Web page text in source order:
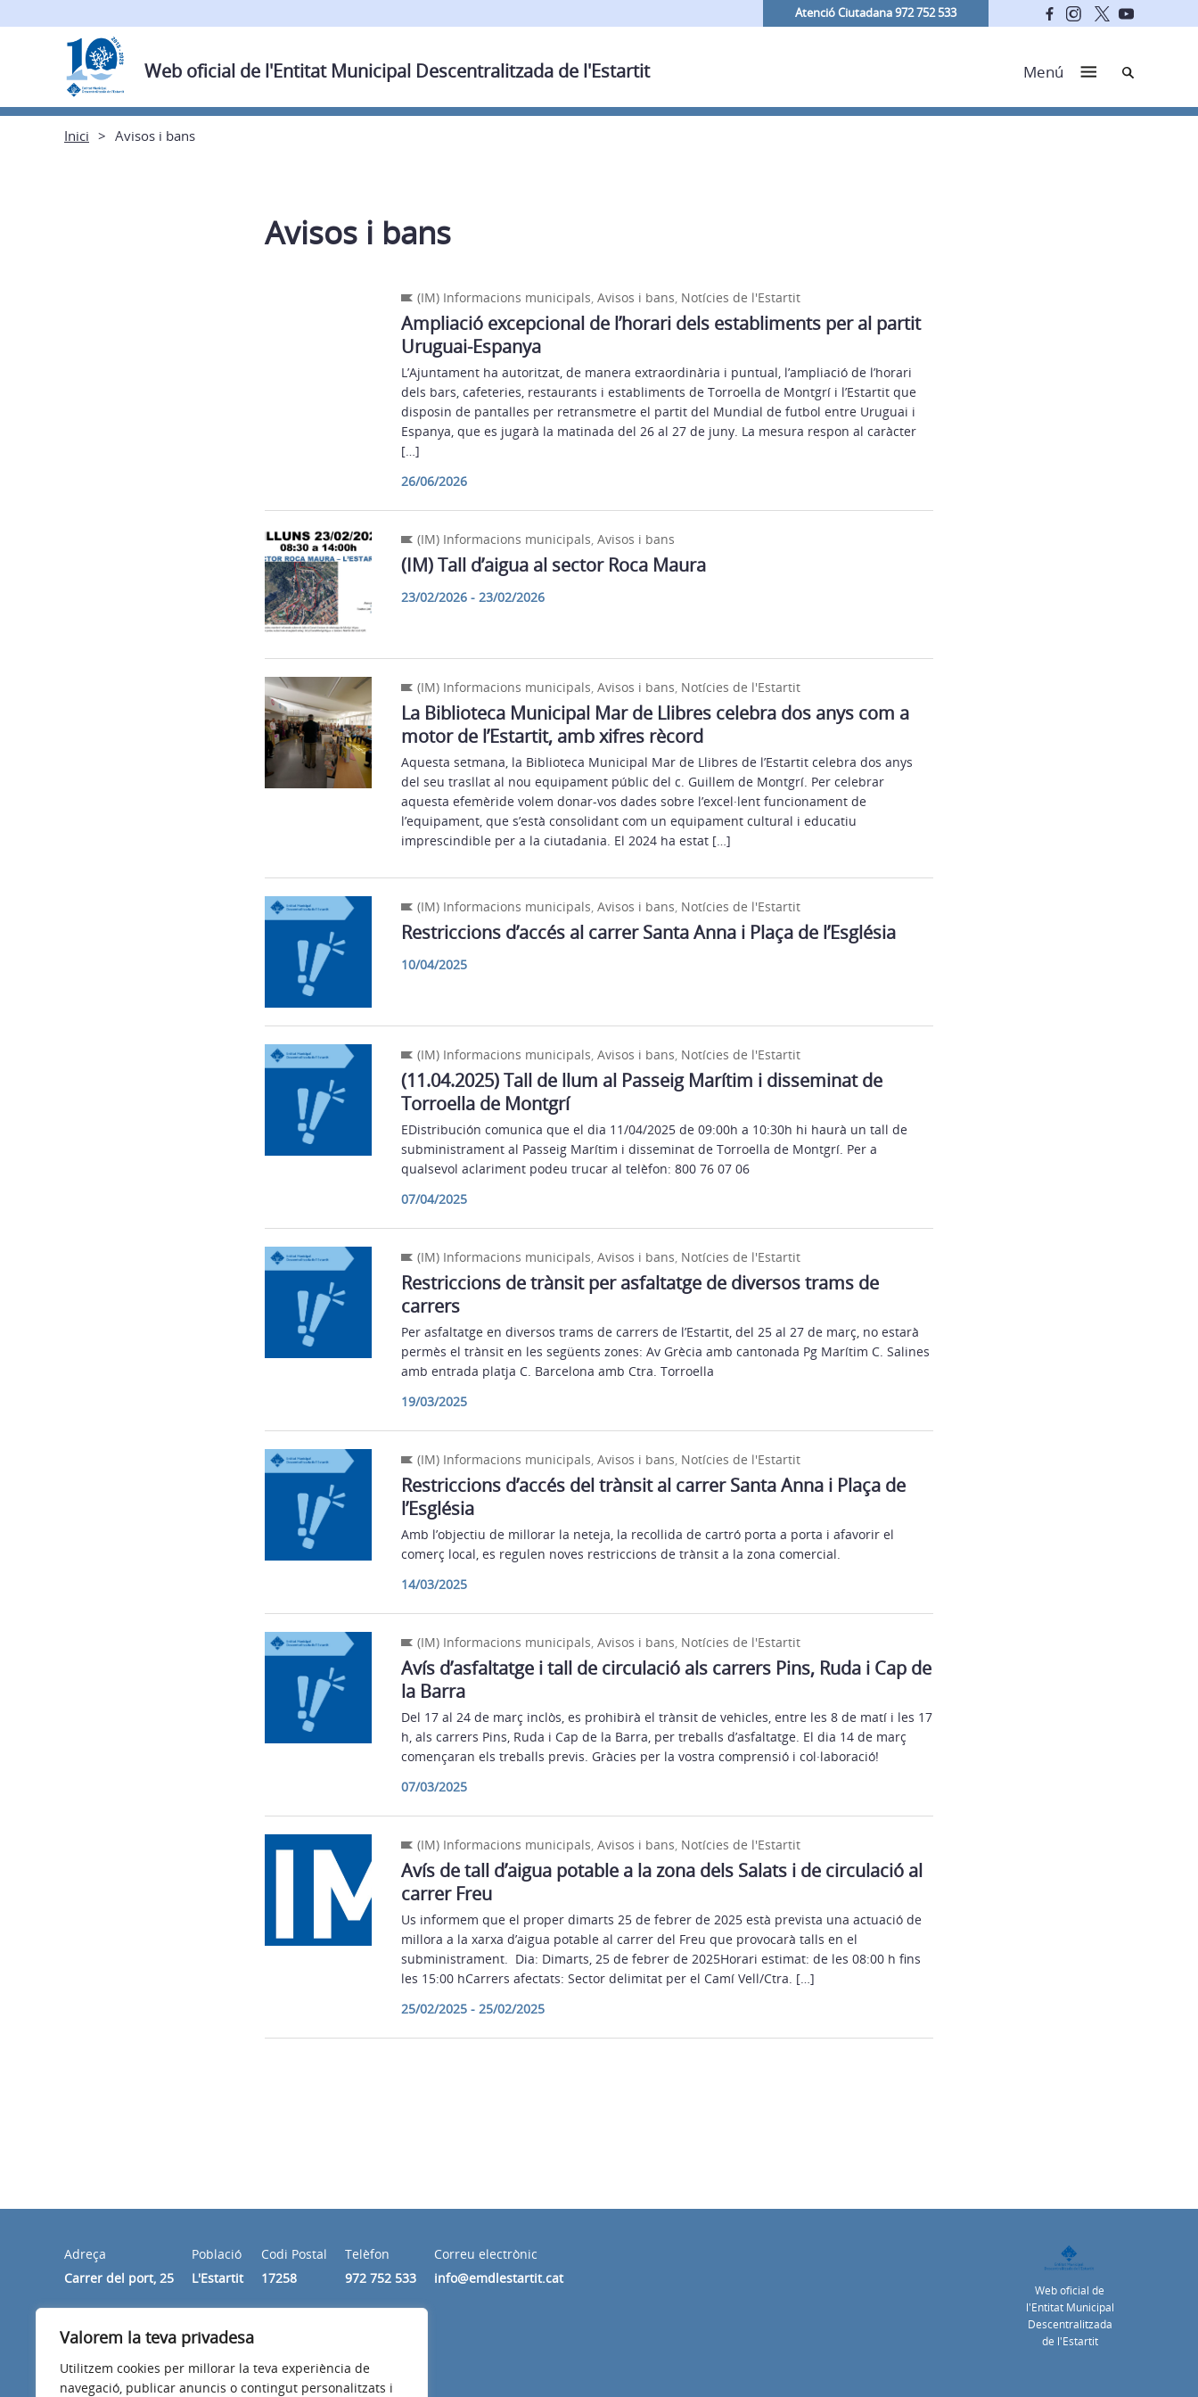
Valorem la teva privadesa
Utilitzem cookies per millorar la teva experiència de
navegació, publicar anuncis o contingut personalitzats i
Atenció Ciutadana 972 752 533
Web oficial de l'Entitat Municipal Descentralitzada de l'Estartit Menú Cerca
Inici Avisos i bans
Avisos i bans
(IM) Informacions municipals, Avisos i bans, Notícies de l'Estartit
Ampliació excepcional de l’horari dels establiments per al partit
Uruguai-Espanya
L’Ajuntament ha autoritzat, de manera extraordinària i puntual, l’ampliació de l’horari
dels bars, cafeteries, restaurants i establiments de Torroella de Montgrí i l’Estartit que
disposin de pantalles per retransmetre el partit del Mundial de futbol entre Uruguai i
Espanya, que es jugarà la matinada del 26 al 27 de juny. La mesura respon al caràcter
[…]
26/06/2026
(IM) Informacions municipals, Avisos i bans
(IM) Tall d’aigua al sector Roca Maura
23/02/2026 - 23/02/2026
(IM) Informacions municipals, Avisos i bans, Notícies de l'Estartit
La Biblioteca Municipal Mar de Llibres celebra dos anys com a
motor de l’Estartit, amb xifres rècord
Aquesta setmana, la Biblioteca Municipal Mar de Llibres de l’Estartit celebra dos anys
del seu trasllat al nou equipament públic del c. Guillem de Montgrí. Per celebrar
aquesta efemèride volem donar-vos dades sobre l’excel·lent funcionament de
l’equipament, que s’està consolidant com un equipament cultural i educatiu
imprescindible per a la ciutadania. El 2024 ha estat […]
(IM) Informacions municipals, Avisos i bans, Notícies de l'Estartit
Restriccions d’accés al carrer Santa Anna i Plaça de l’Església
10/04/2025
(IM) Informacions municipals, Avisos i bans, Notícies de l'Estartit
(11.04.2025) Tall de llum al Passeig Marítim i disseminat de
Torroella de Montgrí
EDistribución comunica que el dia 11/04/2025 de 09:00h a 10:30h hi haurà un tall de
subministrament al Passeig Marítim i disseminat de Torroella de Montgrí. Per a
qualsevol aclariment podeu trucar al telèfon: 800 76 07 06
07/04/2025
(IM) Informacions municipals, Avisos i bans, Notícies de l'Estartit
Restriccions de trànsit per asfaltatge de diversos trams de
carrers
Per asfaltatge en diversos trams de carrers de l’Estartit, del 25 al 27 de març, no estarà
permès el trànsit en les següents zones: Av Grècia amb cantonada Pg Marítim C. Salines
amb entrada platja C. Barcelona amb Ctra. Torroella
19/03/2025
(IM) Informacions municipals, Avisos i bans, Notícies de l'Estartit
Restriccions d’accés del trànsit al carrer Santa Anna i Plaça de
l’Església
Amb l’objectiu de millorar la neteja, la recollida de cartró porta a porta i afavorir el
comerç local, es regulen noves restriccions de trànsit a la zona comercial.
14/03/2025
(IM) Informacions municipals, Avisos i bans, Notícies de l'Estartit
Avís d’asfaltatge i tall de circulació als carrers Pins, Ruda i Cap de
la Barra
Del 17 al 24 de març inclòs, es prohibirà el trànsit de vehicles, entre les 8 de matí i les 17
h, als carrers Pins, Ruda i Cap de la Barra, per treballs d’asfaltatge. El dia 14 de març
començaran els treballs previs. Gràcies per la vostra comprensió i col·laboració!
07/03/2025
(IM) Informacions municipals, Avisos i bans, Notícies de l'Estartit
Avís de tall d’aigua potable a la zona dels Salats i de circulació al
carrer Freu
Us informem que el proper dimarts 25 de febrer de 2025 està prevista una actuació de
millora a la xarxa d’aigua potable al carrer del Freu que provocarà talls en el
subministrament. Dia: Dimarts, 25 de febrer de 2025Horari estimat: de les 08:00 h fins
les 15:00 hCarrers afectats: Sector delimitat per el Camí Vell/Ctra. […]
25/02/2025 - 25/02/2025
Adreça
Carrer del port, 25
Població
L'Estartit
Codi Postal
17258
Telèfon
972 752 533
Correu electrònic
info@emdlestartit.cat
Horari
De dilluns a divendres de 9h a 14h
Web oficial de
l'Entitat Municipal
Descentralitzada
de l'Estartit